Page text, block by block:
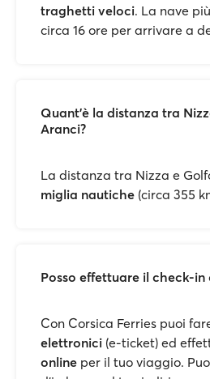
traghetti veloci. La nave
circa 16 ore per arrivare a
Quant'è la distanza tra
Aranci?
La distanza tra Nizza e
miglia nautiche (circa 355
Posso effettuare il check-in
Con Corsica Ferries puoi
elettronici (e-ticket) ed
online per il tuo viaggio.